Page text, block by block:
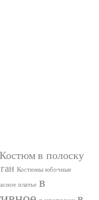
Костюм в полоску
Костюмы юбочные
платье в